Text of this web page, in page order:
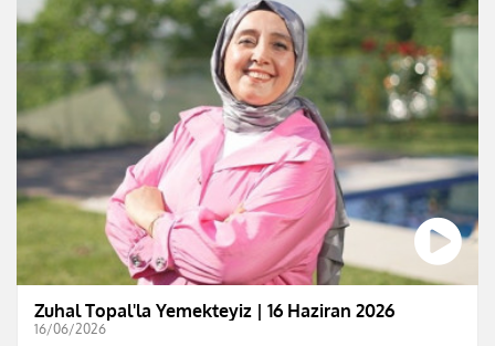
Zuhal Topal'la Yemekteyiz | 16 Haziran 2026
16/06/2026